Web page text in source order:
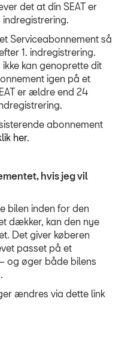
det at din SEAT er
Serviceabonnement så
1. indregistrering.
kan genoprette dit
igen på et
er ældre end 24
abonnement
her.
hvis jeg vil
bilen inden for den
dækker, kan den nye
Det giver køberen
passet på et
og øger både bilens
ændres via dette link